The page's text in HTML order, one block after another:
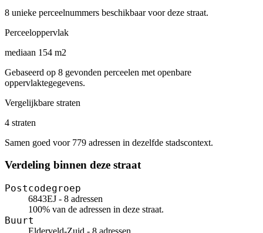
8 unieke perceelnummers beschikbaar voor deze straat.
Perceeloppervlak
mediaan 154 m2
Gebaseerd op 8 gevonden perceelen met openbare
oppervlaktegegevens.
Vergelijkbare straten
4 straten
Samen goed voor 779 adressen in dezelfde stadscontext.
Verdeling binnen deze straat
Postcodegroep
6843EJ - 8 adressen
100% van de adressen in deze straat.
Buurt